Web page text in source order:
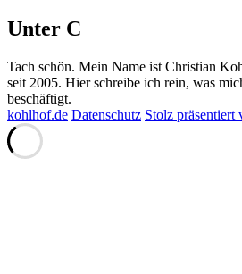
Unter C
Tach schön. Mein Name ist Christian
seit 2005. Hier schreibe ich rein, was
beschäftigt.
kohlhof.de Datenschutz Stolz präsentiert